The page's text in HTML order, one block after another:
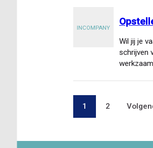
INCOMPANY
Wil jij je
schrijven
Paginering
Pagina
1 Pagina
2